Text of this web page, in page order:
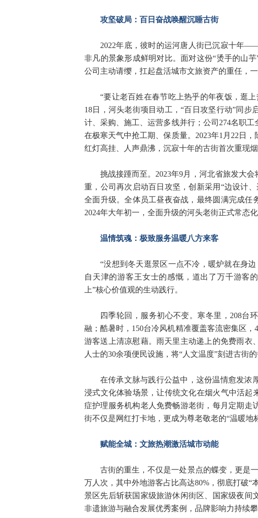
攻坚破局：百日奋战唤醒沉睡古街
2022年底，彼时的运河唐人街已沉寂十年
非凡的景象形成鲜明对比。面对这份“烫手的山
公司主动请缨，扛起盘活城市文旅资产的重任，
“要让老百姓在春节吃上热乎的年夜饭，逛
18日，河头老街项目动工，“百日攻坚行动”同
计、采购、施工、运营多线并行；公司274名职
在极寒天气中抢工期、保质量。2023年1月22日
红灯高挂、人声鼎沸，沉寂十年的古街首次重现烟
挑战接踵而至。2023年9月，河北省旅发大
重，公司再次启动百日攻坚，创新采用“边设计
全面升级。全体员工昼夜奋战，最终圆满完成任
2024年大年初一，全面升级的河头老街正式常态
温情筑魂：极致服务温暖八方来客
“没想到冬天逛景区一点不冷，暖炉就在身
自天津的游客王女士的感慨，道出了万千游客
上”核心价值观的生动践行。
四季轮回，服务初心不变。寒冬里，208台
融；酷暑时，150台冷风机精准覆盖客流密集区
游客送上清凉慰藉。雨天里主动递上的免费雨衣
人士的30余项便民设施，将“人文温度”刻进古街的
在传承文脉与践行公益中，这份温情愈发浓
浸式文化体验场景，让传统文化在烟火气中活起
症护理服务机构老人免费畅游老街，每月定期走
街不仅是网红打卡地，更成为尊老敬老的“温暖地
赋能全城：文旅热潮激活城市动能
古街的重生，不仅是一处景点的蝶变，更是
万人次，其中外地游客占比高达80%，彻底打破“
景区先后斩获国家级旅游休闲街区、国家级夜间
非遗旅游与融合发展优秀案例，品牌影响力持续攀